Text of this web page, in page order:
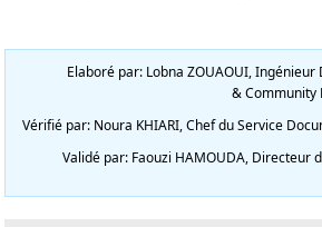
Elaboré par: Lobna ZOUAOUI,
& Community
Vérifié par: Noura KHIARI, Chef du Service
Validé par: Faouzi HAMOUDA,